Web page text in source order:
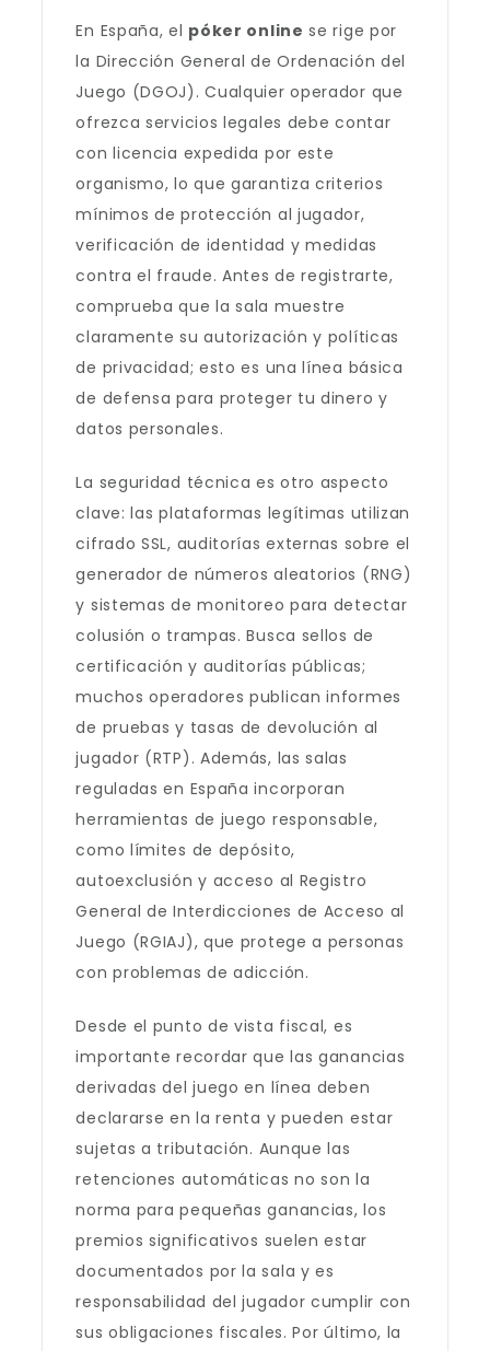
En España, el póker online se rige por
la Dirección General de Ordenación del
Juego (DGOJ). Cualquier operador que
ofrezca servicios legales debe contar
con licencia expedida por este
organismo, lo que garantiza criterios
mínimos de protección al jugador,
verificación de identidad y medidas
contra el fraude. Antes de registrarte,
comprueba que la sala muestre
claramente su autorización y políticas
de privacidad; esto es una línea básica
de defensa para proteger tu dinero y
datos personales.
La seguridad técnica es otro aspecto
clave: las plataformas legítimas utilizan
cifrado SSL, auditorías externas sobre el
generador de números aleatorios (RNG)
y sistemas de monitoreo para detectar
colusión o trampas. Busca sellos de
certificación y auditorías públicas;
muchos operadores publican informes
de pruebas y tasas de devolución al
jugador (RTP). Además, las salas
reguladas en España incorporan
herramientas de juego responsable,
como límites de depósito,
autoexclusión y acceso al Registro
General de Interdicciones de Acceso al
Juego (RGIAJ), que protege a personas
con problemas de adicción.
Desde el punto de vista fiscal, es
importante recordar que las ganancias
derivadas del juego en línea deben
declararse en la renta y pueden estar
sujetas a tributación. Aunque las
retenciones automáticas no son la
norma para pequeñas ganancias, los
premios significativos suelen estar
documentados por la sala y es
responsabilidad del jugador cumplir con
sus obligaciones fiscales. Por último, la